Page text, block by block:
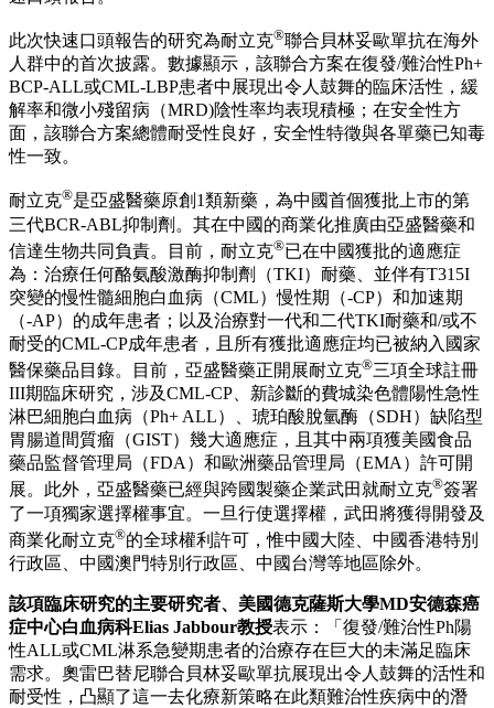
此次快速口頭報告的研究為耐立克®聯合貝林妥歐單抗在海外
人群中的首次披露。數據顯示，該聯合方案在復發/難治性Ph+
BCP-ALL或CML-LBP患者中展現出令人鼓舞的臨床活性，緩
解率和微小殘留病（MRD)陰性率均表現積極；在安全性方
面，該聯合方案總體耐受性良好，安全性特徵與各單藥已知毒
性一致。
耐立克®是亞盛醫藥原創1類新藥，為中國首個獲批上市的第
三代BCR-ABL抑制劑。其在中國的商業化推廣由亞盛醫藥和
信達生物共同負責。目前，耐立克®已在中國獲批的適應症
為：治療任何酪氨酸激酶抑制劑（TKI）耐藥、並伴有T315I
突變的慢性髓細胞白血病（CML）慢性期（-CP）和加速期
（-AP）的成年患者；以及治療對一代和二代TKI耐藥和/或不
耐受的CML-CP成年患者，且所有獲批適應症均已被納入國家
醫保藥品目錄。目前，亞盛醫藥正開展耐立克®三項全球註冊
III期臨床研究，涉及CML-CP、新診斷的費城染色體陽性急性
淋巴細胞白血病（Ph+ ALL）、琥珀酸脫氫酶（SDH）缺陷型
胃腸道間質瘤（GIST）幾大適應症，且其中兩項獲美國食品
藥品監督管理局（FDA）和歐洲藥品管理局（EMA）許可開
展。此外，亞盛醫藥已經與跨國製藥企業武田就耐立克®簽署
了一項獨家選擇權事宜。一旦行使選擇權，武田將獲得開發及
商業化耐立克®的全球權利許可，惟中國大陸、中國香港特別
行政區、中國澳門特別行政區、中國台灣等地區除外。
該項臨床研究的主要研究者、美國德克薩斯大學MD安德森癌
症中心白血病科Elias Jabbour教授表示：「復發/難治性Ph陽
性ALL或CML淋系急變期患者的治療存在巨大的未滿足臨床
需求。奧雷巴替尼聯合貝林妥歐單抗展現出令人鼓舞的活性和
耐受性，凸顯了這一去化療新策略在此類難治性疾病中的潛